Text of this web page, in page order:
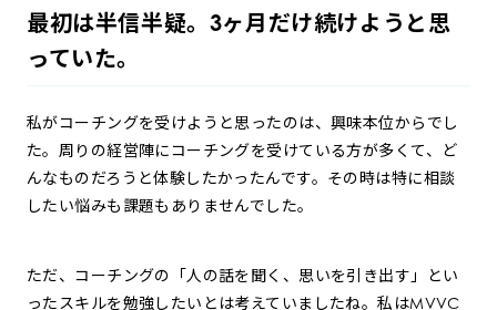
最初は半信半疑。3ヶ月だけ続けようと思
っていた。
私がコーチングを受けようと思ったのは、興味本位からでし
た。周りの経営陣にコーチングを受けている方が多くて、ど
んなものだろうと体験したかったんです。その時は特に相談
したい悩みも課題もありませんでした。
ただ、コーチングの「人の話を聞く、思いを引き出す」とい
ったスキルを勉強したいとは考えていましたね。私はMVVC